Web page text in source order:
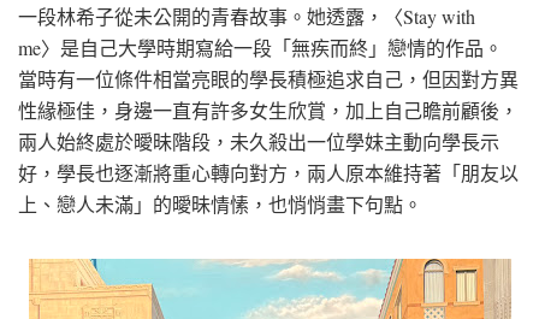
一段林希子從未公開的青春故事。她透露，〈Stay with
me〉是自己大學時期寫給一段「無疾而終」戀情的作品。
當時有一位條件相當亮眼的學長積極追求自己，但因對方異
性緣極佳，身邊一直有許多女生欣賞，加上自己瞻前顧後，
兩人始終處於曖昧階段，未久殺出一位學妹主動向學長示
好，學長也逐漸將重心轉向對方，兩人原本維持著「朋友以
上、戀人未滿」的曖昧情愫，也悄悄畫下句點。